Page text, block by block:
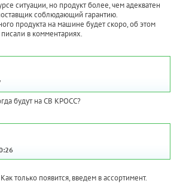
ситуации, но продукт более, чем адекватен
соблюдающий гарантию.
продукта на машине будет скоро, об этом
в комментариях.
будут на СВ КРОСС?
только появится, введем в ассортимент.